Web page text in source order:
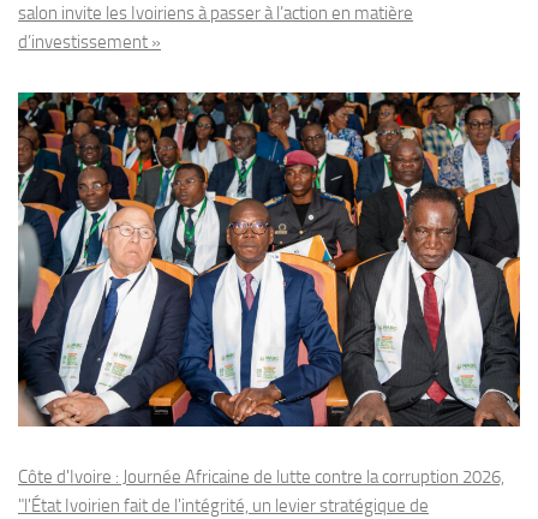
salon invite les Ivoiriens à passer à l’action en matière
d’investissement »
Côte d'Ivoire : Journée Africaine de lutte contre la corruption 2026,
"l'État Ivoirien fait de l'intégrité, un levier stratégique de